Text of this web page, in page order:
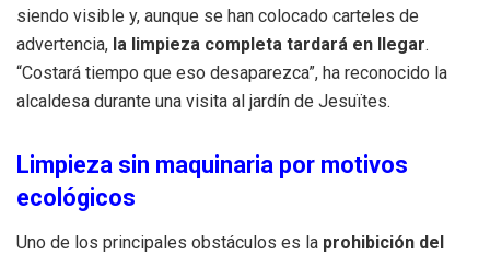
siendo visible y, aunque se han colocado carteles de
advertencia, la limpieza completa tardará en llegar.
“Costará tiempo que eso desaparezca”, ha reconocido la
alcaldesa durante una visita al jardín de Jesuïtes.
Limpieza sin maquinaria por motivos
ecológicos
Uno de los principales obstáculos es la prohibición del